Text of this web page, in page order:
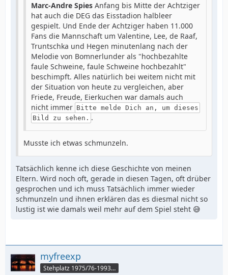
Marc-Andre Spies Anfang bis Mitte der Achtziger
hat auch die DEG das Eisstadion halbleer
gespielt. Und Ende der Achtziger haben 11.000
Fans die Mannschaft um Valentine, Lee, de Raaf,
Truntschka und Hegen minutenlang nach der
Melodie von Bomnerlunder als "hochbezahlte
faule Schweine, faule Schweine hochbezahlt"
beschimpft. Alles natürlich bei weitem nicht mit
der Situation von heute zu vergleichen, aber
Friede, Freude, Eierkuchen war damals auch
nicht immer Bitte melde Dich an, um dieses
Bild zu sehen. .
Musste ich etwas schmunzeln.
Tatsächlich kenne ich diese Geschichte von meinen
Eltern. Wird noch oft, gerade in diesen Tagen, oft drüber
gesprochen und ich muss Tatsächlich immer wieder
schmunzeln und ihnen erklären das es diesmal nicht so
lustig ist wie damals weil mehr auf dem Spiel steht 😅
myfreexp
Stehplatz 1975/76-1993/94